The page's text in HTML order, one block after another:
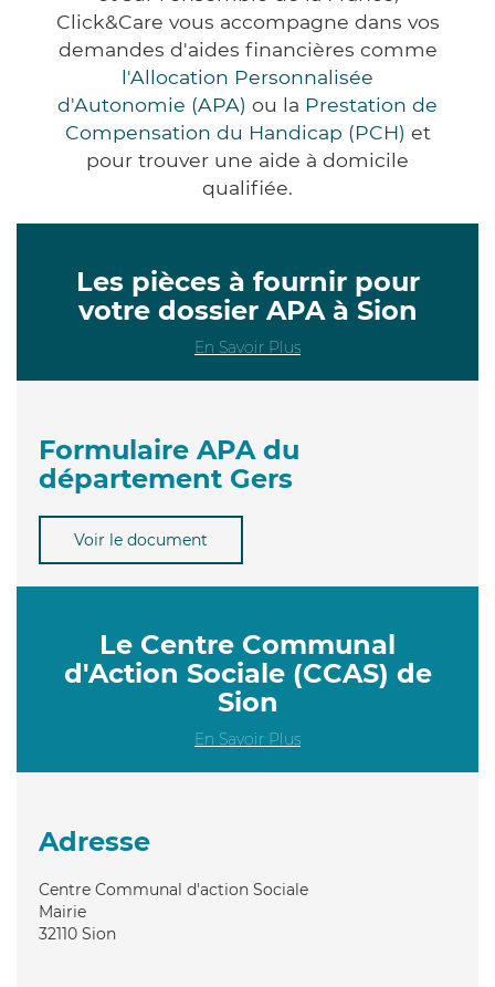
Click&Care vous accompagne dans vos
demandes d'aides financières comme
l'Allocation Personnalisée
d'Autonomie (APA) ou la Prestation de
Compensation du Handicap (PCH) et
pour trouver une aide à domicile
qualifiée.
Les pièces à fournir pour
votre dossier APA à Sion
En Savoir Plus
Formulaire APA du
département Gers
Voir le document
Le Centre Communal
d'Action Sociale (CCAS) de
Sion
En Savoir Plus
Adresse
Centre Communal d'action Sociale
Mairie
32110 Sion